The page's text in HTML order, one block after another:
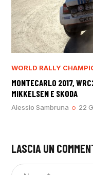
WORLD RALLY
MONTECARLO 2017,
MIKKELSEN E SKODA
Alessio Sambruna 22
LASCIA UN